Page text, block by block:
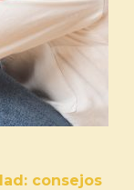
consejos